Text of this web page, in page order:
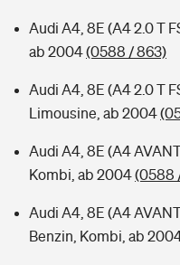
Audi A4, 8E (A4 2.0 T
ab 2004(0588 / 863)
Audi A4, 8E (A4 2.0 T
Limousine, ab 2004
Audi A4, 8E (A4
Kombi, ab 2004(0588
Audi A4, 8E (A4
Benzin, Kombi, ab